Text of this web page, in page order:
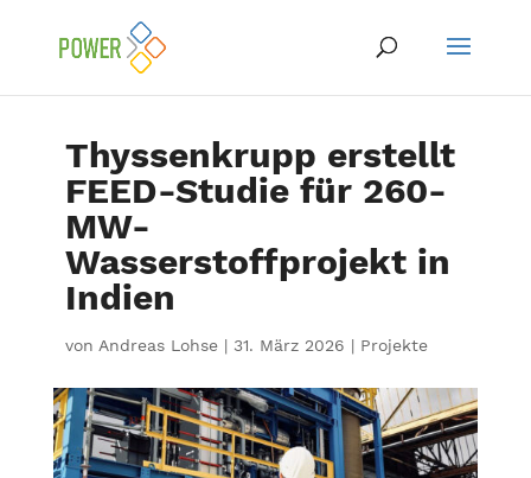
Thyssenkrupp erstellt
FEED-Studie für 260-
MW-
Wasserstoffprojekt in
Indien
von Andreas Lohse| 31. März 2026 | Projekte